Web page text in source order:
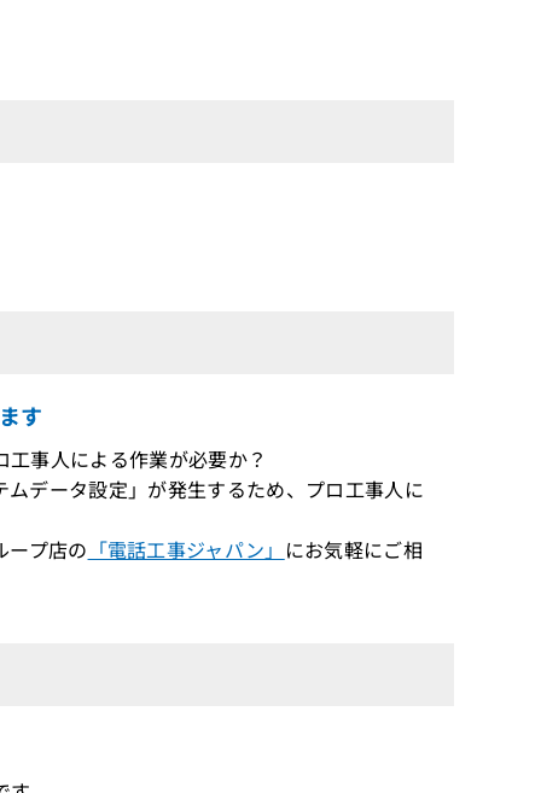
す
事人による作業が必要か？
ータ設定」が発生するため、プロ工事人に
ープ店の 「電話工事ジャパン」 にお気軽にご相